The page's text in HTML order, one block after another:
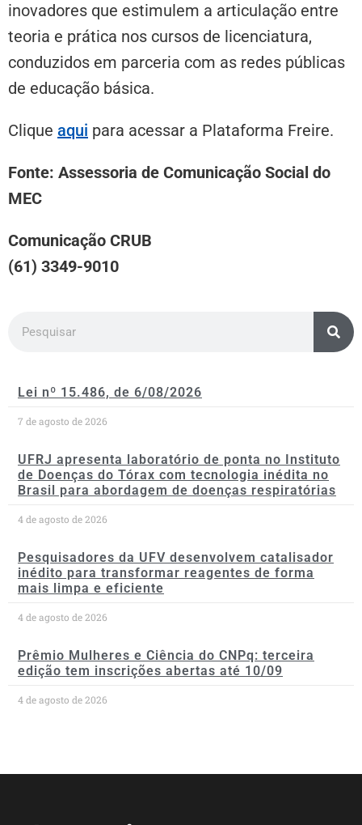
inovadores que estimulem a articulação entre
teoria e prática nos cursos de licenciatura,
conduzidos em parceria com as redes públicas
de educação básica.
Clique aqui para acessar a Plataforma Freire.
Fonte: Assessoria de Comunicação Social do
MEC
Comunicação CRUB
(61) 3349-9010
Lei nº 15.486, de 6/08/2026
7 de agosto de 2026
UFRJ apresenta laboratório de ponta no Instituto
de Doenças do Tórax com tecnologia inédita no
Brasil para abordagem de doenças respiratórias
4 de agosto de 2026
Pesquisadores da UFV desenvolvem catalisador
inédito para transformar reagentes de forma
mais limpa e eficiente
4 de agosto de 2026
Prêmio Mulheres e Ciência do CNPq: terceira
edição tem inscrições abertas até 10/09
4 de agosto de 2026